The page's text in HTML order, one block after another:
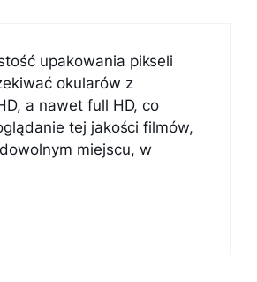
upakowania pikseli
okularów z
a nawet full HD, co
tej jakości filmów,
miejscu, w